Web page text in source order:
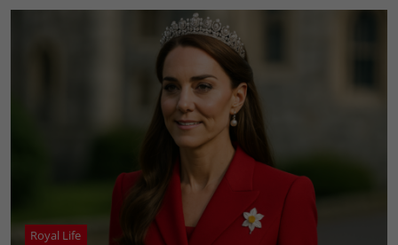
Royal Life